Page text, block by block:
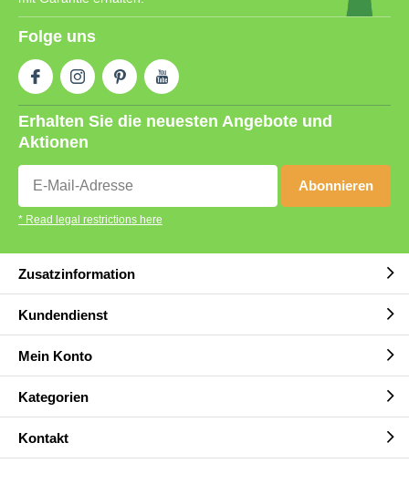
Folge uns
Erhalten Sie die neuesten Angebote und
Aktionen
Abonnieren
* Read legal restrictions here
Zusatzinformation
Kundendienst
Mein Konto
Kategorien
Kontakt